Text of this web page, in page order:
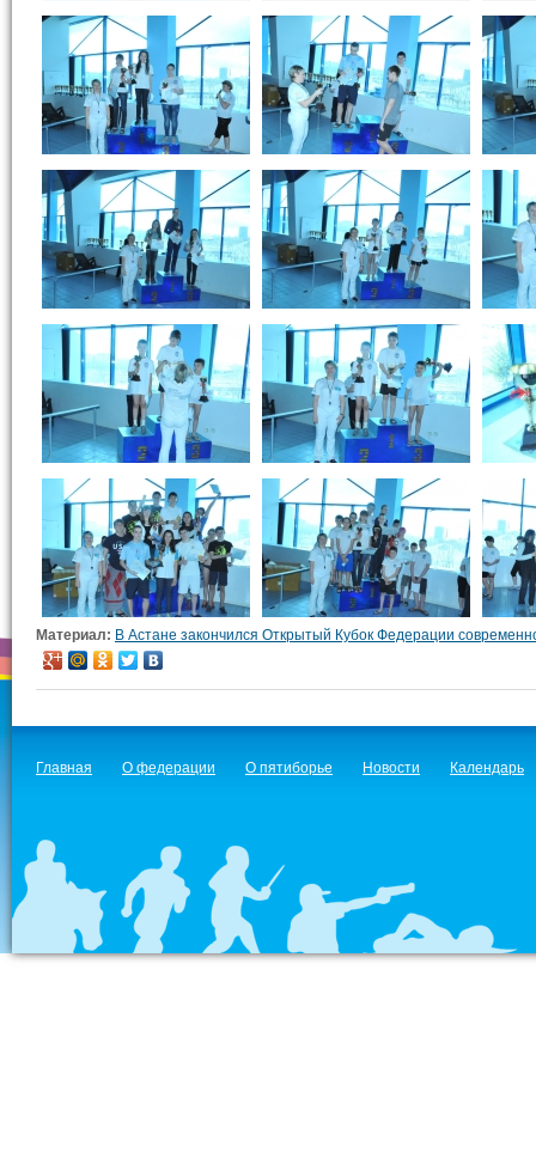
Материал: В Астане закончился Открытый Кубок Федерации
Главная О федерации О пятиборье Новости Календарь